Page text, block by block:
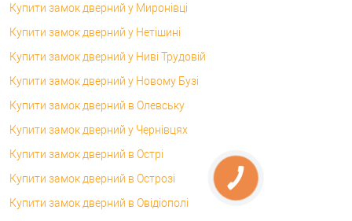
Купити замок дверний у Миронівці
Купити замок дверний у Нетішині
Купити замок дверний у Ниві Трудовій
Купити замок дверний у Новому Бузі
Купити замок дверний в Олевську
Купити замок дверний у Чернівцях
Купити замок дверний в Острі
Купити замок дверний в Острозі
Купити замок дверний в Овідіополі